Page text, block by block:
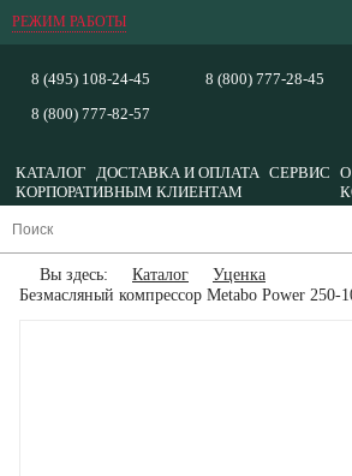
РЕЖИМ РАБОТЫ
8 (495) 108-24-45
8 (800) 777-82-57
8 (800) 777-28-45
КАТАЛОГ ДОСТАВКА И ОПЛАТА СЕРВИС
КОРПОРАТИВНЫМ КЛИЕНТАМ
Вы здесь: Каталог
Уценка
Безмасляный компрессор Metabo Power 250-